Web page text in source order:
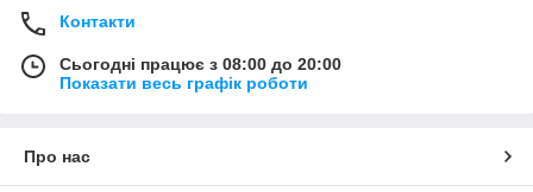
Контакти
Сьогодні працює з 08:00 до 20:00
Показати весь графік роботи
Про нас